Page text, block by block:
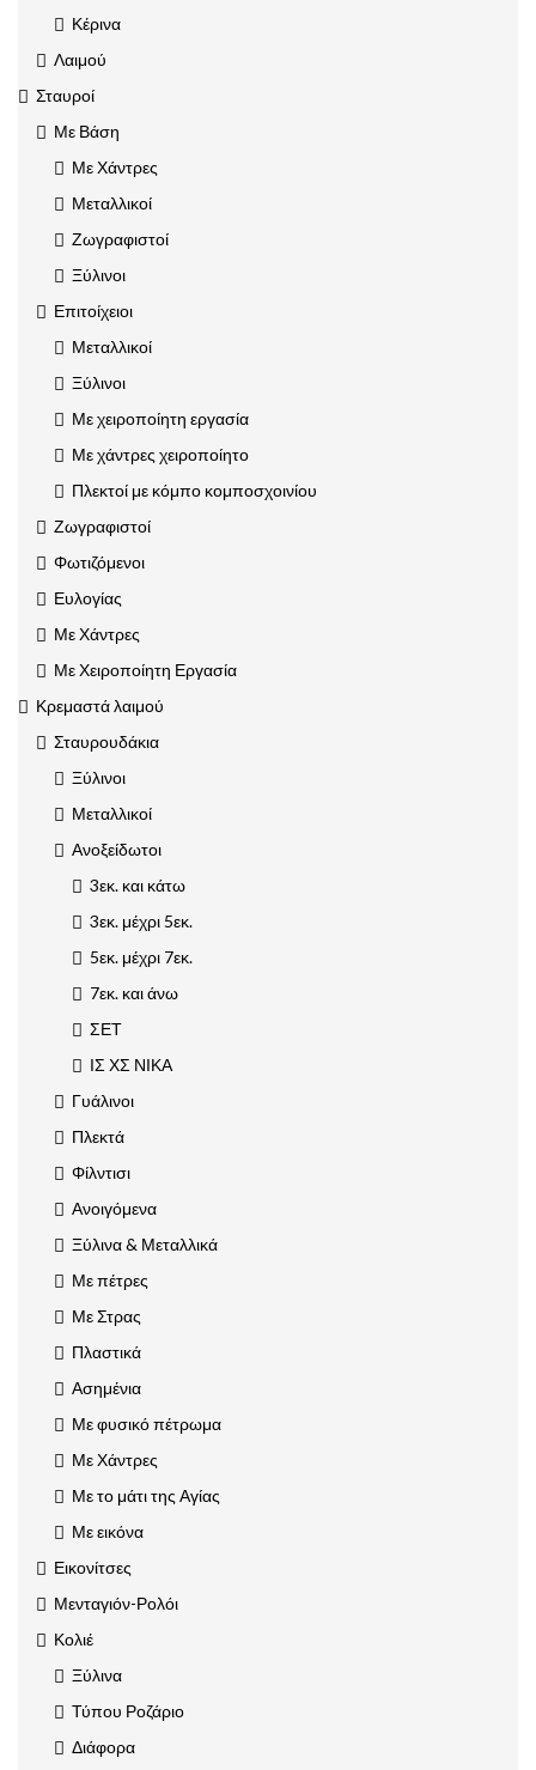
Κέρινα
Λαιμού
Σταυροί
Με Βάση
Με Χάντρες
Μεταλλικοί
Ζωγραφιστοί
Ξύλινοι
Επιτοίχειοι
Μεταλλικοί
Ξύλινοι
Με χειροποίητη εργασία
Με χάντρες χειροποίητο
Πλεκτοί με κόμπο κομποσχοινίου
Ζωγραφιστοί
Φωτιζόμενοι
Ευλογίας
Με Χάντρες
Με Χειροποίητη Εργασία
Κρεμαστά λαιμού
Σταυρουδάκια
Ξύλινοι
Μεταλλικοί
Ανοξείδωτοι
3εκ. και κάτω
3εκ. μέχρι 5εκ.
5εκ. μέχρι 7εκ.
7εκ. και άνω
ΣΕΤ
ΙΣ ΧΣ ΝΙΚΑ
Γυάλινοι
Πλεκτά
Φίλντισι
Ανοιγόμενα
Ξύλινα & Μεταλλικά
Με πέτρες
Με Στρας
Πλαστικά
Ασημένια
Με φυσικό πέτρωμα
Με Χάντρες
Με το μάτι της Αγίας
Με εικόνα
Εικονίτσες
Μενταγιόν-Ρολόι
Κολιέ
Ξύλινα
Τύπου Ροζάριο
Διάφορα